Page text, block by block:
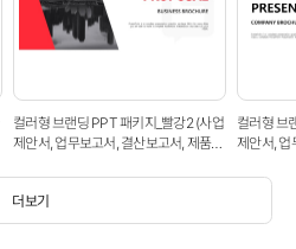
더보기
컬러형 브랜딩 PPT 패키지_빨강2 (사업
제안서, 업무보고서, 결산보고서, 제품제
서)
컬러형 브
제안서, 업
서)